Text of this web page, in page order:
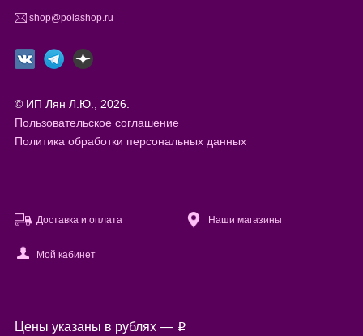
shop@polashop.ru
© ИП Лян Л.Ю., 2026.
Пользовательское соглашение
Политика обработки персональных данных
Доставка и оплата Наши магазины
Мой кабинет
Цены указаны в рублях — p
Используя настоящий сайт, вы предоставляете согласие на